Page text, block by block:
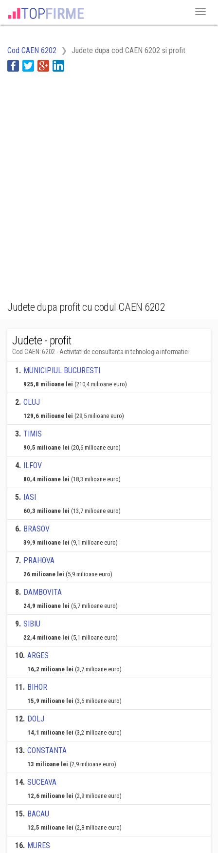
Cod CAEN 6202 Judete dupa cod CAEN 6202 si profit
Judete dupa profit cu codul CAEN 6202
Judete - profit
Cod CAEN: 6202 - Activitati de consultanta in tehnologia informatiei
1. MUNICIPIUL BUCURESTI
925,8 milioane lei (210,4 milioane euro)
2. CLUJ
129,6 milioane lei (29,5 milioane euro)
3. TIMIS
90,5 milioane lei (20,6 milioane euro)
4. ILFOV
80,4 milioane lei (18,3 milioane euro)
5. IASI
60,3 milioane lei (13,7 milioane euro)
6. BRASOV
39,9 milioane lei (9,1 milioane euro)
7. PRAHOVA
26 milioane lei (5,9 milioane euro)
8. DAMBOVITA
24,9 milioane lei (5,7 milioane euro)
9. SIBIU
22,4 milioane lei (5,1 milioane euro)
10. ARGES
16,2 milioane lei (3,7 milioane euro)
11. BIHOR
15,9 milioane lei (3,6 milioane euro)
12. DOLJ
14,1 milioane lei (3,2 milioane euro)
13. CONSTANTA
13 milioane lei (2,9 milioane euro)
14. SUCEAVA
12,6 milioane lei (2,9 milioane euro)
15. BACAU
12,5 milioane lei (2,8 milioane euro)
16. MURES